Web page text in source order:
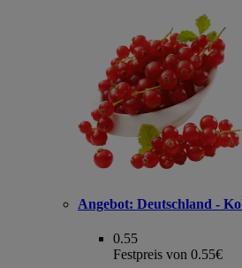
Angebot: Deutschland -
0.55
Festpreis von 0.55€